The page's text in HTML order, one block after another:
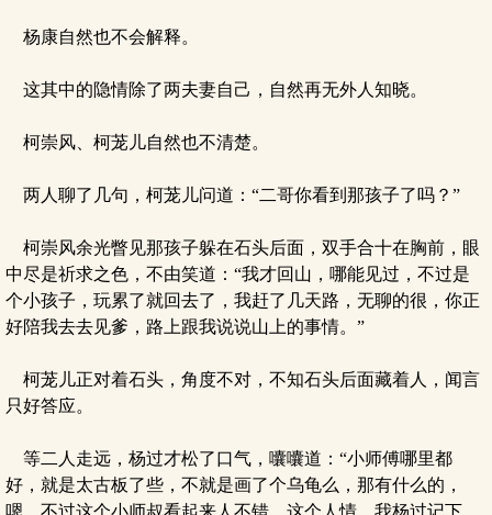
杨康自然也不会解释。
这其中的隐情除了两夫妻自己，自然再无外人知晓。
柯崇风、柯茏儿自然也不清楚。
两人聊了几句，柯茏儿问道：“二哥你看到那孩子了吗？”
柯崇风余光瞥见那孩子躲在石头后面，双手合十在胸前，眼
中尽是祈求之色，不由笑道：“我才回山，哪能见过，不过是
个小孩子，玩累了就回去了，我赶了几天路，无聊的很，你正
好陪我去去见爹，路上跟我说说山上的事情。”
柯茏儿正对着石头，角度不对，不知石头后面藏着人，闻言
只好答应。
等二人走远，杨过才松了口气，囔囔道：“小师傅哪里都
好，就是太古板了些，不就是画了个乌龟么，那有什么的，
嗯，不过这个小师叔看起来人不错，这个人情，我杨过记下